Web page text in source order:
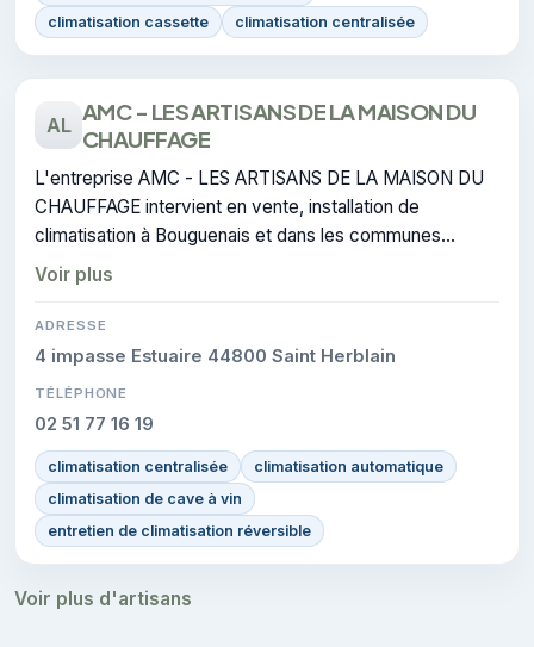
climatisation cassette
climatisation centralisée
AL AMC - LES ARTISANS DE LA MAISON DU
CHAUFFAGE
L'entreprise AMC - LES ARTISANS DE LA MAISON DU
CHAUFFAGE intervient en vente, installation de
climatisation à Bouguenais et dans les communes
voisines. L'entreprise dispose de la certification RGE.
Voir plus
ADRESSE
4 impasse Estuaire 44800 Saint Herblain
TÉLÉPHONE
02 51 77 16 19
climatisation centralisée
climatisation automatique
climatisation de cave à vin
entretien de climatisation réversible
Voir plus d'artisans